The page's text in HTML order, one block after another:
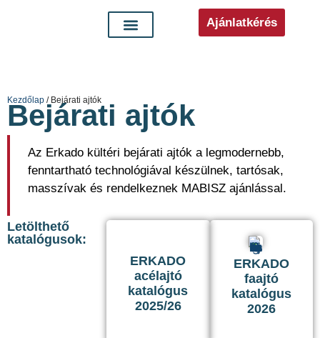
Ajánlatkérés
Kezdőlap / Bejárati ajtók
Bejárati ajtók
Az Erkado kültéri bejárati ajtók a legmodernebb,
fenntartható technológiával készülnek, tartósak,
masszívak és rendelkeznek MABISZ ajánlással.
Letölthető
katalógusok:
ERKADO
acélajtó
katalógus
2025/26
ERKADO
faajtó
katalógus
2026